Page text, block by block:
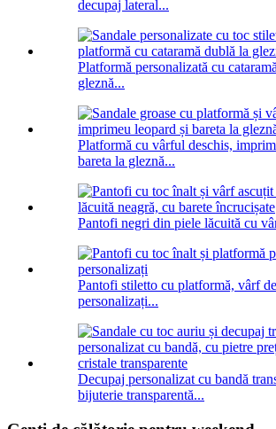
decupaj lateral...
Platformă personalizată cu
gleznă...
Platformă cu vârful deschis,
bareta la gleznă...
Pantofi negri din piele lăcuită cu
Pantofi stiletto cu platformă, vârf
personalizați...
Decupaj personalizat cu bandă
bijuterie transparentă...